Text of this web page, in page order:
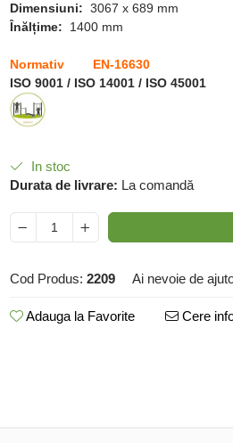
Dimensiuni: 3067 x 689 mm
Înălțime: 1400 mm
Normativ EN-16630
ISO 9001 / ISO 14001 / ISO 45001
In stoc
Durata de livrare: La comandă
Cod Produs: 2209 Ai nevoie de
Adauga la Favorite Cere